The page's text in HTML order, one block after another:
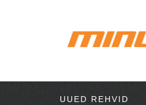
UUED REHVID